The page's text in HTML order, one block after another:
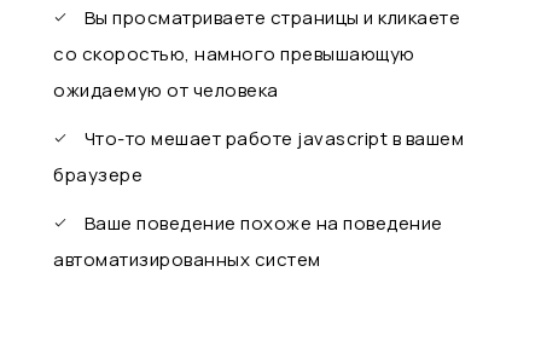
Вы просматриваете страницы и кликаете
со скоростью, намного превышающую
ожидаемую от человека
Что-то мешает работе javascript в вашем
браузере
Ваше поведение похоже на поведение
автоматизированных систем